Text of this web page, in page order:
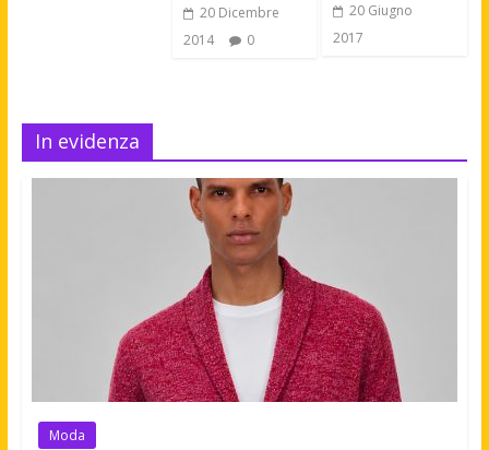
20 Dicembre
2014
0
20 Giugno
2017
In evidenza
Moda